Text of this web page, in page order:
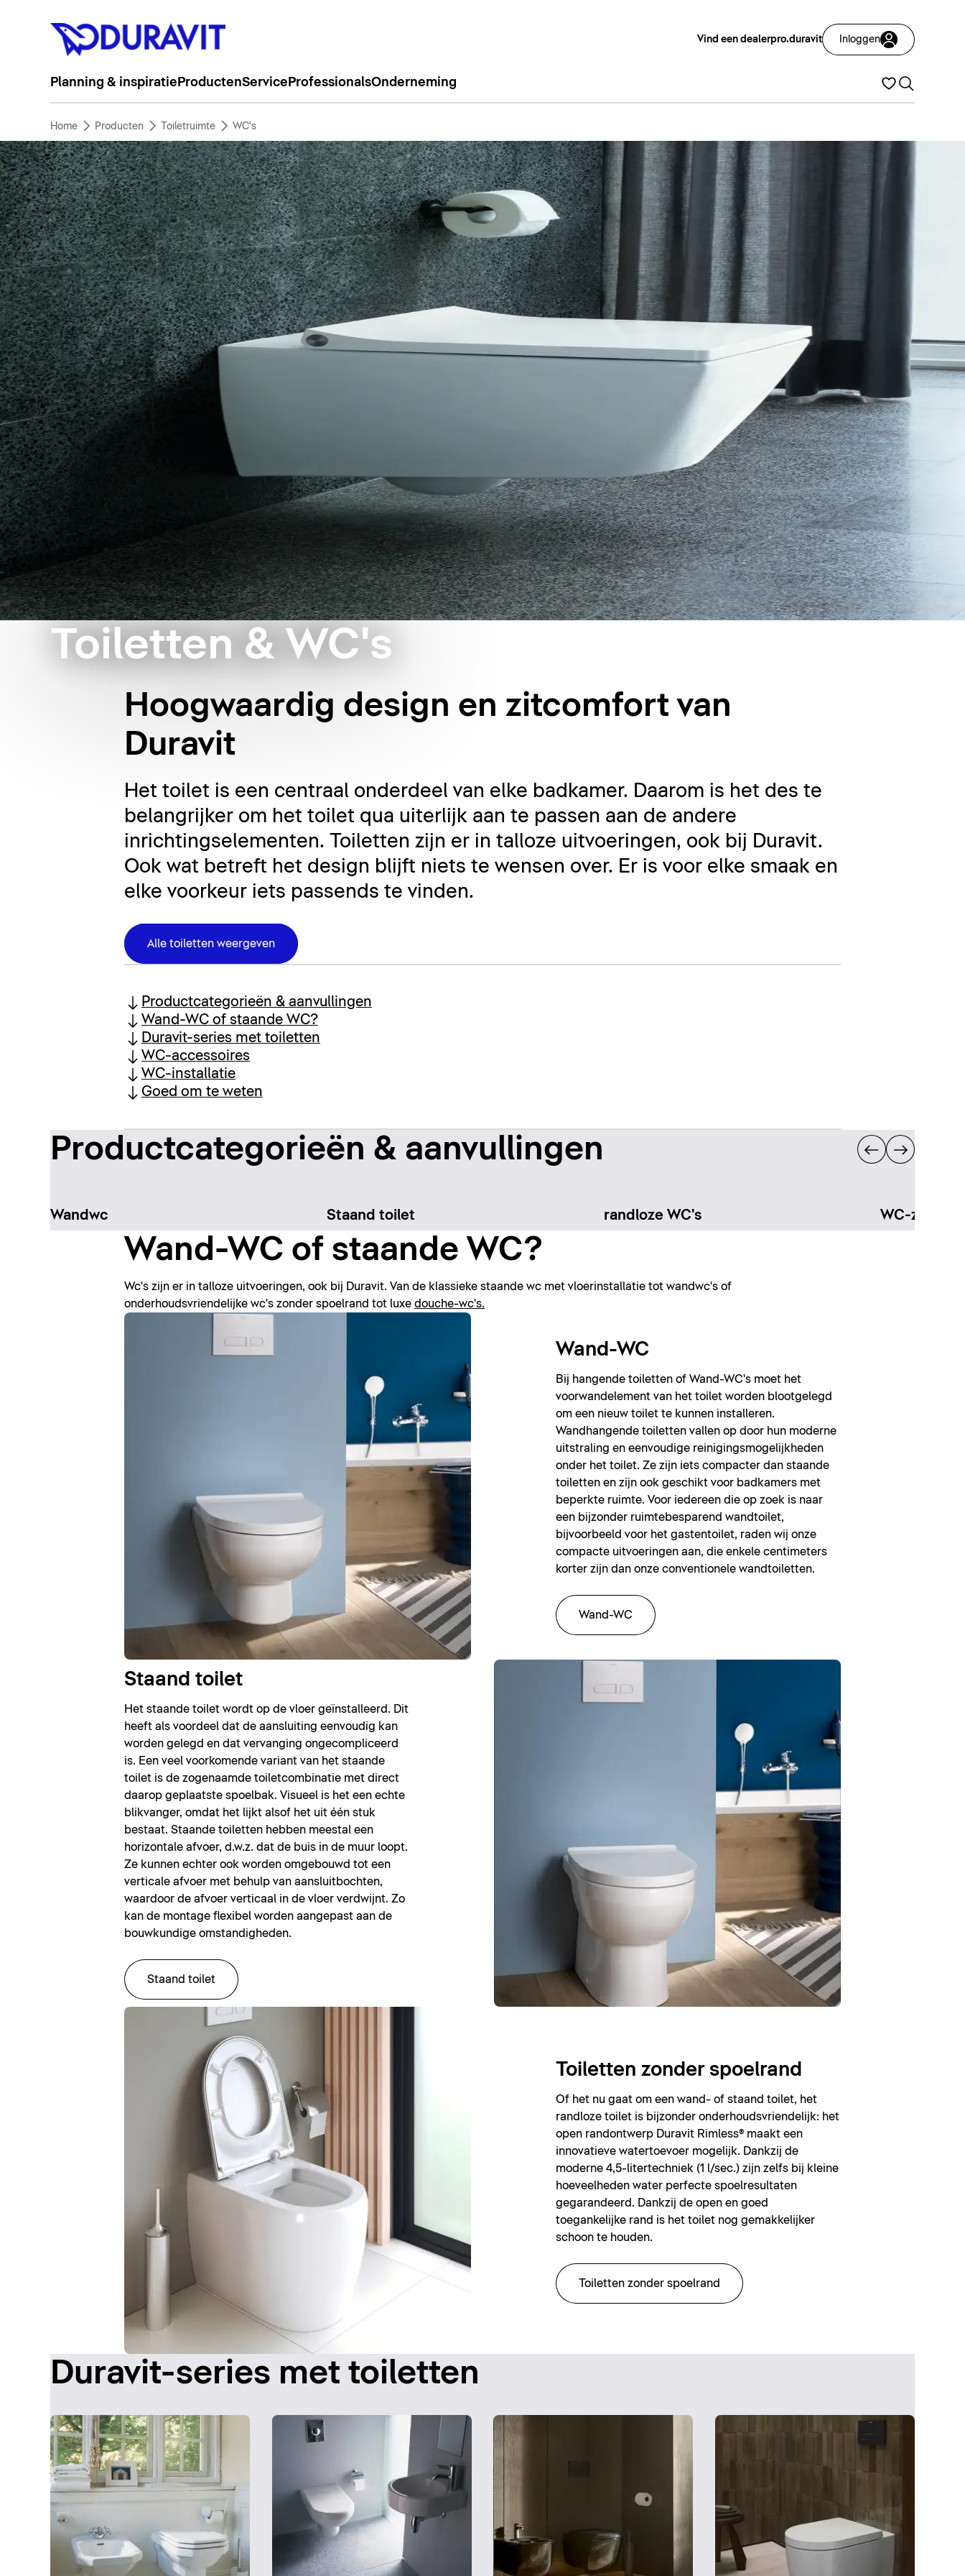
Vind een dealerpro.duravit Inloggen
Planning & inspiratie ProductenService ProfessionalsOnderneming
Home Producten Toiletruimte WC's
Toiletten & WC's
Hoogwaardig design en zitcomfort van
Duravit
Het toilet is een centraal onderdeel van elke badkamer. Daarom is het des te
belangrijker om het toilet qua uiterlijk aan te passen aan de andere
inrichtingselementen. Toiletten zijn er in talloze uitvoeringen, ook bij Duravit.
Ook wat betreft het design blijft niets te wensen over. Er is voor elke smaak en
elke voorkeur iets passends te vinden.
Alle toiletten weergeven
Productcategorieën & aanvullingen
Wand-WC of staande WC?
Duravit-series met toiletten
WC-accessoires
WC-installatie
Goed om te weten
Productcategorieën & aanvullingen
Wandwc Staand toilet randloze WC's WC-
Wand-WC of staande WC?
Wc's zijn er in talloze uitvoeringen, ook bij Duravit. Van de klassieke staande wc met vloerinstallatie tot wandwc's of
onderhoudsvriendelijke wc's zonder spoelrand tot luxe douche-wc's.
Wand-WC
Bij hangende toiletten of Wand-WC's moet het
voorwandelement van het toilet worden blootgelegd
om een nieuw toilet te kunnen installeren.
Wandhangende toiletten vallen op door hun moderne
uitstraling en eenvoudige reinigingsmogelijkheden
onder het toilet. Ze zijn iets compacter dan staande
toiletten en zijn ook geschikt voor badkamers met
beperkte ruimte. Voor iedereen die op zoek is naar
een bijzonder ruimtebesparend wandtoilet,
bijvoorbeeld voor het gastentoilet, raden wij onze
compacte uitvoeringen aan, die enkele centimeters
korter zijn dan onze conventionele wandtoiletten.
Wand-WC
Staand toilet
Het staande toilet wordt op de vloer geïnstalleerd. Dit
heeft als voordeel dat de aansluiting eenvoudig kan
worden gelegd en dat vervanging ongecompliceerd
is. Een veel voorkomende variant van het staande
toilet is de zogenaamde toiletcombinatie met direct
daarop geplaatste spoelbak. Visueel is het een echte
blikvanger, omdat het lijkt alsof het uit één stuk
bestaat. Staande toiletten hebben meestal een
horizontale afvoer, d.w.z. dat de buis in de muur loopt.
Ze kunnen echter ook worden omgebouwd tot een
verticale afvoer met behulp van aansluitbochten,
waardoor de afvoer verticaal in de vloer verdwijnt. Zo
kan de montage flexibel worden aangepast aan de
bouwkundige omstandigheden.
Staand toilet
Toiletten zonder spoelrand
Of het nu gaat om een wand- of staand toilet, het
randloze toilet is bijzonder onderhoudsvriendelijk: het
open randontwerp Duravit Rimless® maakt een
innovatieve watertoevoer mogelijk. Dankzij de
moderne 4,5-litertechniek (1 l/sec.) zijn zelfs bij kleine
hoeveelheden water perfecte spoelresultaten
gegarandeerd. Dankzij de open en goed
toegankelijke rand is het toilet nog gemakkelijker
schoon te houden.
Toiletten zonder spoelrand
Duravit-series met toiletten